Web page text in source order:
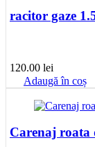
racitor gaze
120.00 lei
Adaugă în coș
Carenaj roata